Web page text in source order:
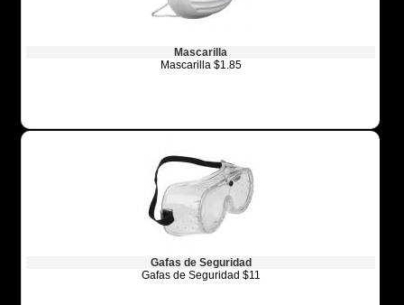
Mascarilla
Mascarilla $1.85
Gafas de Seguridad
Gafas de Seguridad $11